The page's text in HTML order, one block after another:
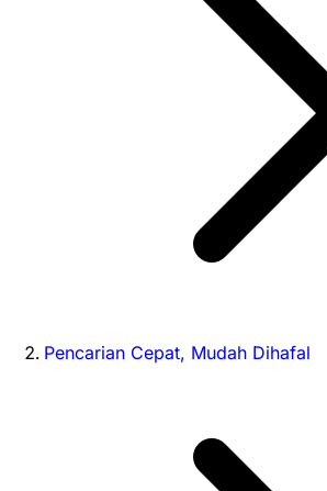
Pencarian Cepat, Mudah Dihafal